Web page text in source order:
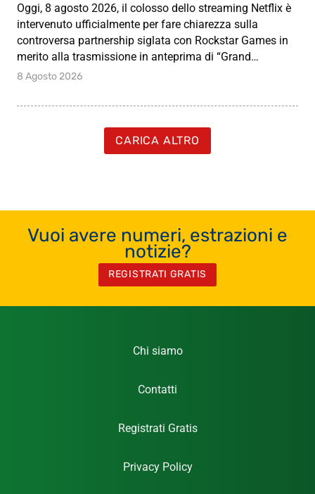
Oggi, 8 agosto 2026, il colosso dello streaming Netflix è
intervenuto ufficialmente per fare chiarezza sulla
controversa partnership siglata con Rockstar Games in
merito alla trasmissione in anteprima di “Grand…
8 Agosto 2026
CARICA ALTRO
Vuoi avere numeri, estrazioni e
notizie?
REGISTRATI GRATIS
Chi siamo
Contatti
Registrati Gratis
Privacy Policy